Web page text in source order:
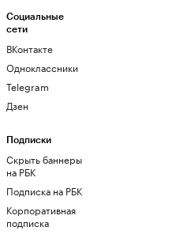
Социальные
сети
ВКонтакте
Одноклассники
Telegram
Дзен
Подписки
Скрыть баннеры
на РБК
Подписка на РБК
Корпоративная
подписка